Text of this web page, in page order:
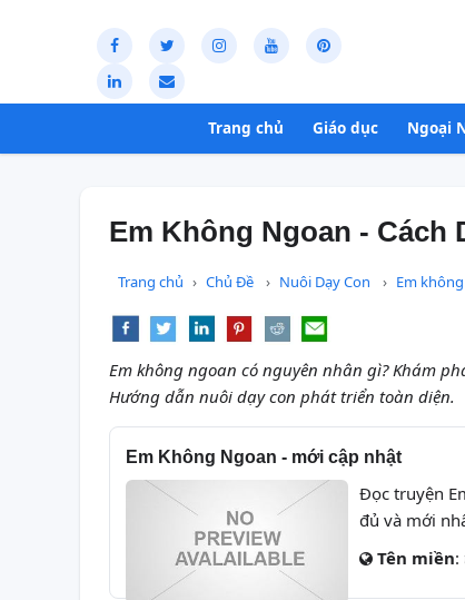
Trang chủ Giáo dục Ngoại
Em Không Ngoan - Cách
Trang chủ Chủ Đề Nuôi Dạy Con Em
Em không ngoan có nguyên nhân gì? Khám
Hướng dẫn nuôi dạy con phát triển toàn diện.
Em Không Ngoan - mới cập nhật
Đọc truyện
đủ và mới
Tên miền: